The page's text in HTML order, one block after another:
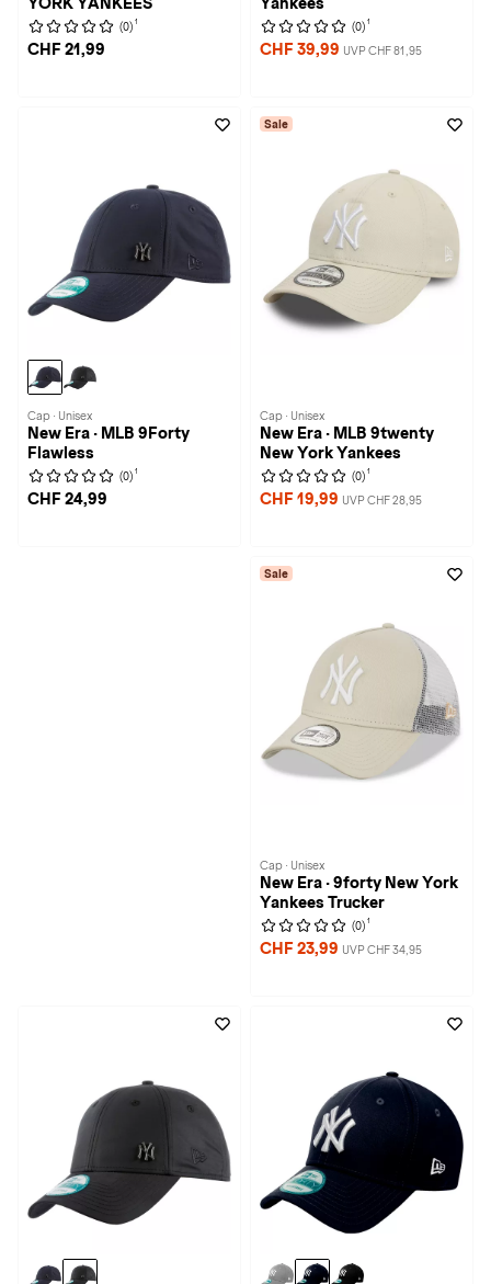
(0) 1
CHF 21,99
(0) 1
CHF 39,99 UVP CHF 81,95
Cap · Unisex
New Era · MLB 9Forty
Flawless
(0) 1
CHF 24,99
Sale
Cap · Unisex
New Era · MLB 9twenty
New York Yankees
(0) 1
CHF 19,99 UVP CHF 28,95
Sale
Cap · Unisex
New Era · 9forty New York
Yankees Trucker
(0) 1
CHF 23,99 UVP CHF 34,95